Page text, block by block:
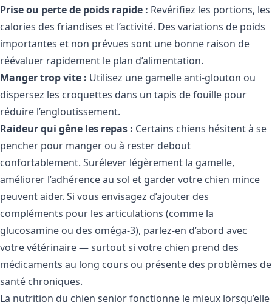
Prise ou perte de poids rapide : Revérifiez les portions, les
calories des friandises et l’activité. Des variations de poids
importantes et non prévues sont une bonne raison de
réévaluer rapidement le plan d’alimentation.
Manger trop vite : Utilisez une gamelle anti-glouton ou
dispersez les croquettes dans un tapis de fouille pour
réduire l’engloutissement.
Raideur qui gêne les repas : Certains chiens hésitent à se
pencher pour manger ou à rester debout
confortablement. Surélever légèrement la gamelle,
améliorer l’adhérence au sol et garder votre chien mince
peuvent aider. Si vous envisagez d’ajouter des
compléments pour les articulations (comme la
glucosamine ou des oméga-3), parlez-en d’abord avec
votre vétérinaire — surtout si votre chien prend des
médicaments au long cours ou présente des problèmes de
santé chroniques.
La nutrition du chien senior fonctionne le mieux lorsqu’elle